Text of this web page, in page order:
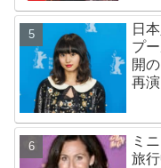
日
プ
開
再演
ミ
旅